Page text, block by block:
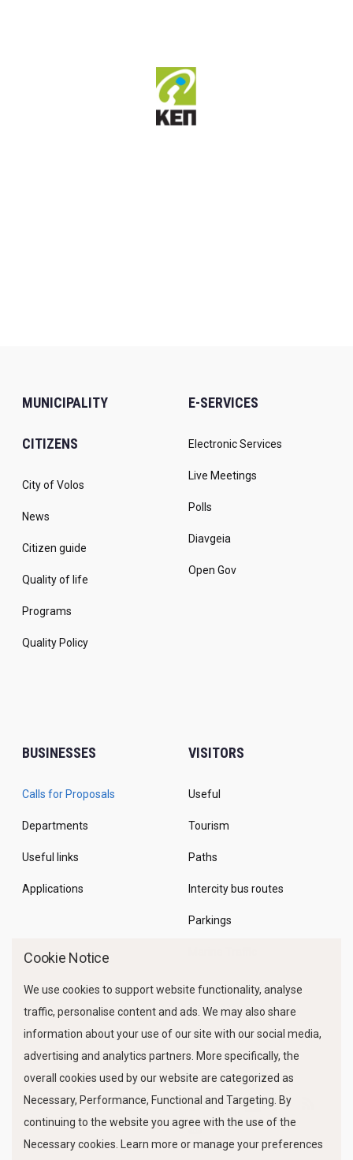
MUNICIPALITY
CITIZENS
City of Volos
News
Citizen guide
Quality of life
Programs
Quality Policy
E-SERVICES
Electronic Services
Live Meetings
Polls
Diavgeia
Open Gov
BUSINESSES
Calls for Proposals
Departments
Useful links
Applications
VISITORS
Useful
Tourism
Paths
Intercity bus routes
Parkings
FOLLOW US
Cookie Notice
We use cookies to support website functionality, analyse
traffic, personalise content and ads. We may also share
information about your use of our site with our social media,
advertising and analytics partners. More specifically, the
overall cookies used by our website are categorized as
Necessary, Performance, Functional and Targeting. By
continuing to the website you agree with the use of the
Necessary cookies. Learn more or manage your preferences